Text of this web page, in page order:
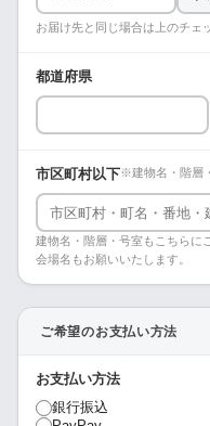
お届け先と同じ場合は上のチェ
都道府県
市区町村以下※建物名・階層
建物名・階層・号室もこちらに
会場名もお願いいたします。
ご希望のお支払い方法
お支払い方法
銀行振込